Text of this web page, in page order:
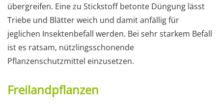
übergreifen. Eine zu Stickstoff betonte Düngung lässt
Triebe und Blätter weich und damit anfällig für
jeglichen Insektenbefall werden. Bei sehr starkem Befall
ist es ratsam, nützlingsschonende
Pflanzenschutzmittel einzusetzen.
Freilandpflanzen